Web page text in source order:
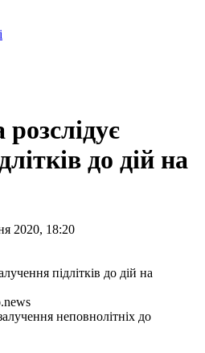
до дій на
2020, 18:20
неповнолітніх до